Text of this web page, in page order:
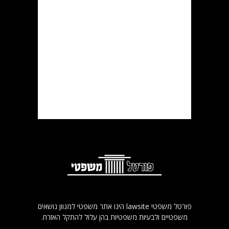
פורטל משפטי lawsite הינו אתר משפטי למגוון נושאים
משפטיים ולבעיות משפטיות בהן עלול להתקל האזרח.